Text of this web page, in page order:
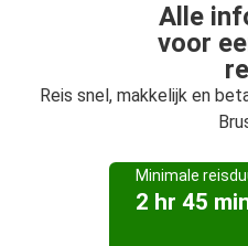
Alle
voor
Reis snel, makkelijk en
Minimale
2 hr 45